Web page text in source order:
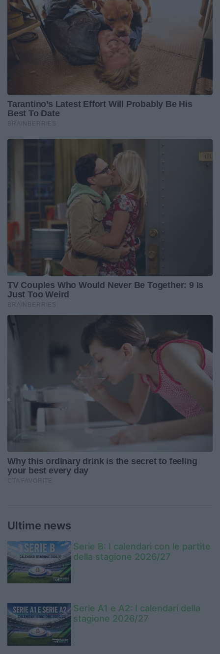
Ultime news
Serie B: I calendari con le partite
della stagione 2026/27
Serie A1 e A2: I calendari della
stagione 2026/27